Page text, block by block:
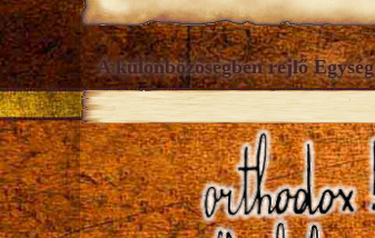
A különbözőségben rejlő Egység